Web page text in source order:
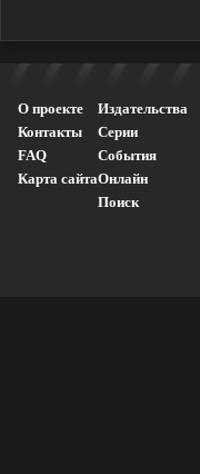
О проекте
Контакты
FAQ
Карта сайта
Издательства
Серии
События
Онлайн
Поиск